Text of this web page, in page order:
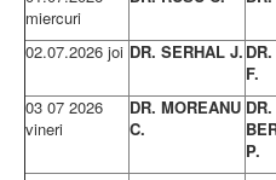
LABORATOR DE
MEDICALĂ
APARAT FUNCŢIONAL
DISPENSAR DE
AMBULATORIU INTEGRAT
CABINET PNEUMOLGIE
miercuri
02.07.2026 joi DR. SERHAL J.
F.
03 07 2026
vineri
DR. MOREANU
C.
DR.
P.